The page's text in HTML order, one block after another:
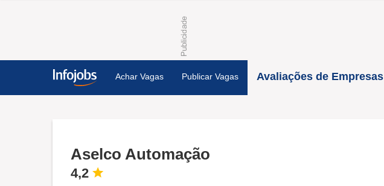
Achar Vagas Publicar Vagas Avaliações de Empresas
Aselco Automação
4,2